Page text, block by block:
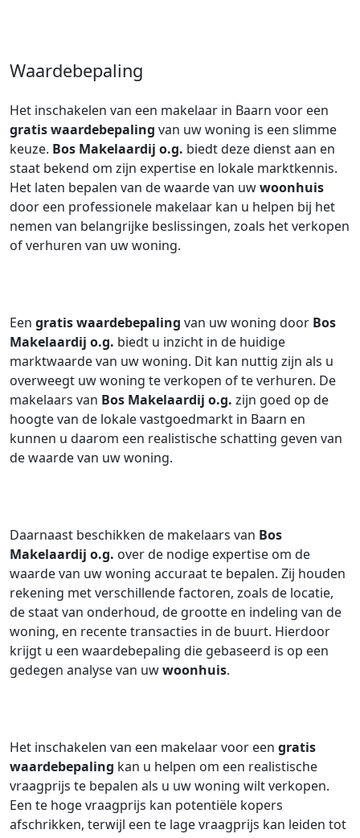
Waardebepaling
Het inschakelen van een makelaar in Baarn voor een
gratis waardebepaling van uw woning is een slimme
keuze. Bos Makelaardij o.g. biedt deze dienst aan en
staat bekend om zijn expertise en lokale marktkennis.
Het laten bepalen van de waarde van uwwoonhuis
door een professionele makelaar kan u helpen bij het
nemen van belangrijke beslissingen, zoals het verkopen
of verhuren van uw woning.
Een gratis waardebepaling van uw woning door Bos
Makelaardij o.g. biedt u inzicht in de huidige
marktwaarde van uw woning. Dit kan nuttig zijn als u
overweegt uw woning te verkopen of te verhuren. De
makelaars van Bos Makelaardij o.g. zijn goed op de
hoogte van de lokale vastgoedmarkt in Baarn en
kunnen u daarom een realistische schatting geven van
de waarde van uw woning.
Daarnaast beschikken de makelaars van Bos
Makelaardij o.g. over de nodige expertise om de
waarde van uw woning accuraat te bepalen. Zij houden
rekening met verschillende factoren, zoals de locatie,
de staat van onderhoud, de grootte en indeling van de
woning, en recente transacties in de buurt. Hierdoor
krijgt u een waardebepaling die gebaseerd is op een
gedegen analyse van uwwoonhuis.
Het inschakelen van een makelaar voor een gratis
waardebepaling kan u helpen om een realistische
vraagprijs te bepalen als u uw woning wilt verkopen.
Een te hoge vraagprijs kan potentiële kopers
afschrikken, terwijl een te lage vraagprijs kan leiden tot